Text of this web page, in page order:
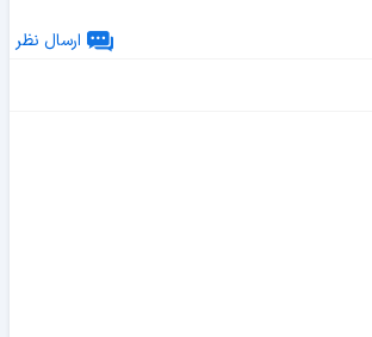
ارسال نظر